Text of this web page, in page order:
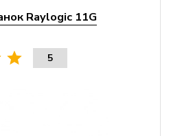
Raylogic 11G
5